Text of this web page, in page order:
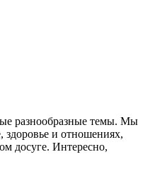
разнообразные темы. Мы
здоровье и отношениях,
досуге. Интересно,